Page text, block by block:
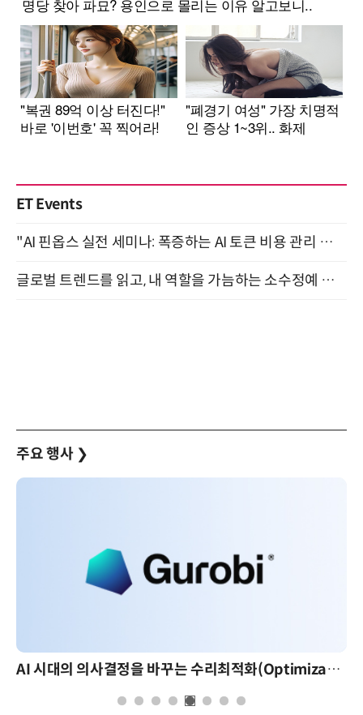
ET Events
"AI 핀옵스 실전 세미나: 폭증하는 AI 토큰 비용 관리 전략" 8월 21일 개최
글로벌 트렌드를 읽고, 내 역할을 가늠하는 소수정예 실습 워크숍 (8/28)
주요 행사 ❯
AI 시대의 의사결정을 바꾸는 수리최적화(Optimization): 실제 산업 적용 사례와 활용 전략